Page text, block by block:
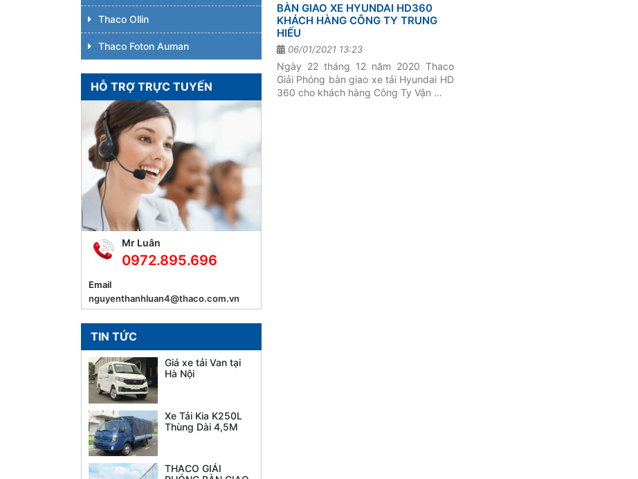
BÀN GIAO XE HYUNDAI HD360
KHÁCH HÀNG CÔNG TY TRUNG
HIẾU
06/01/2021 13:23
Ngày 22 tháng 12 năm 2020 Thaco
Giải Phóng bàn giao xe tải Hyundai HD
360 cho khách hàng Công Ty Vận …
Thaco Ollin
Thaco Foton Auman
HỖ TRỢ TRỰC TUYẾN
Mr Luân
0972.895.696
Email
nguyenthanhluan4@thaco.com.vn
TIN TỨC
Giá xe tải Van tại
Hà Nội
Xe Tải Kia K250L
Thùng Dài 4,5M
THACO GIẢI